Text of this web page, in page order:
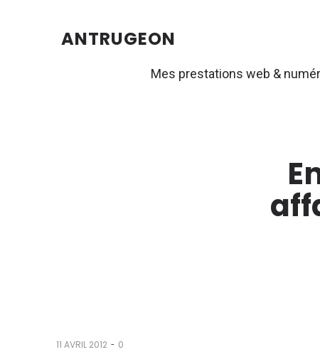
ANTRUGEON
Mes prestations web &
11 AVRIL 2012 - 0